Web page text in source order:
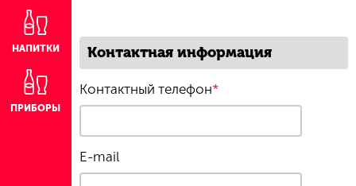
НАПИТКИ
ПРИБОРЫ
Контактная информация
Контактный телефон*
E-mail